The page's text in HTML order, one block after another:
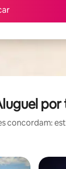
por
concordam: